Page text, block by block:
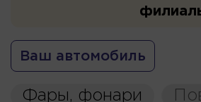
Ваш автомобиль
Фары, фонари